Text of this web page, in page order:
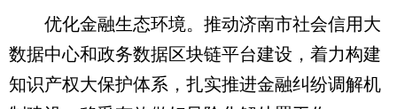
优化金融生态环境。推动济南市社会信用大
数据中心和政务数据区块链平台建设，着力构建
知识产权大保护体系，扎实推进金融纠纷调解机